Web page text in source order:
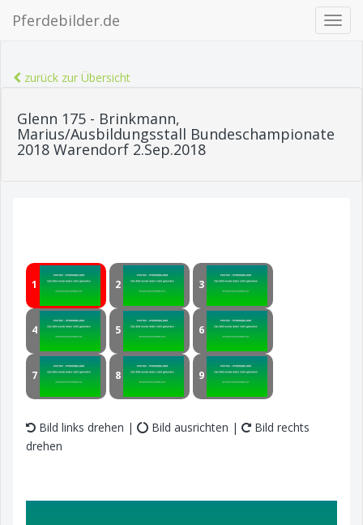
Pferdebilder.de
zurück zur Übersicht
Glenn 175 - Brinkmann,
Marius/Ausbildungsstall Bundeschampionate
2018 Warendorf 2.Sep.2018
1 2 3
4 5 6
7 8 9
Bild links drehen | Bild ausrichten |
Bild rechts
drehen